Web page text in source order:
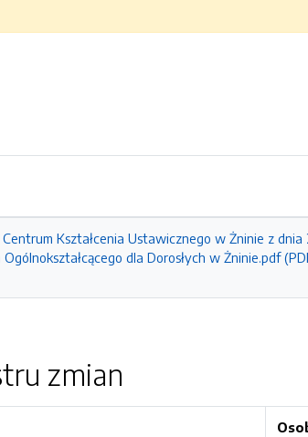
Kształcenia Ustawicznego w Żninie z
dla Dorosłych w Żninie.pdf
zmian